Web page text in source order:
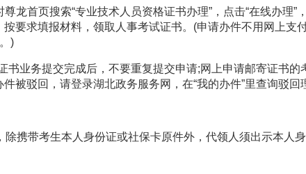
尊龙首页搜索“专业技术人员资格证书办理” ，点击“在线办理”
按要求填报材料，领取人事考试证书。 (申请办件不用网上支
)
书业务提交完成后，不要重复提交申请;网上申请邮寄证书的
被驳回，请登录湖北政务服务网，在“我的办件”里查询驳回
携带考生本人身份证或社保卡原件外，代领人须出示本人身